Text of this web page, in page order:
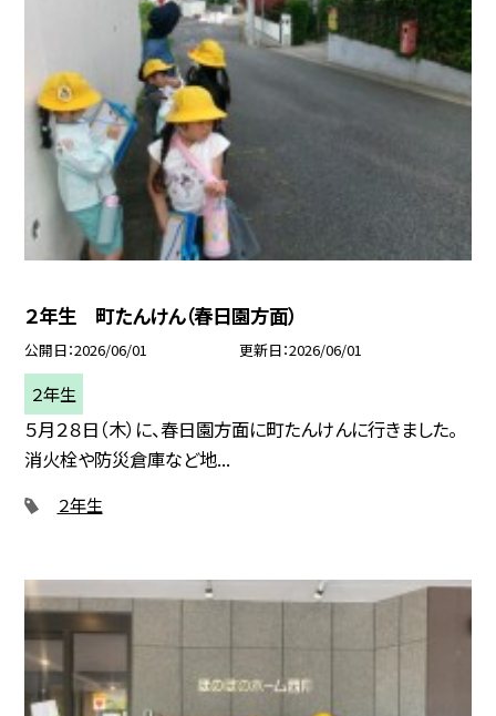
２年生 町たんけん（春日園方面）
公開日 2026/06/01 更新日 2026/06/01
２年生
５月２８日（木）に、春日園方面に町たんけんに行きました。
消火栓や防災倉庫など地...
２年生